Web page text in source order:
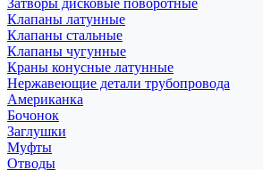
Затворы дисковые поворотные
Клапаны латунные
Клапаны стальные
Клапаны чугунные
Краны конусные латунные
Нержавеющие детали трубопровода
Американка
Бочонок
Заглушки
Муфты
Отводы